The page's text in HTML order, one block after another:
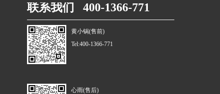
联系我们 400-1366-771
黄小锅(售前)
Tel:400-1366-771
心雨(售后)